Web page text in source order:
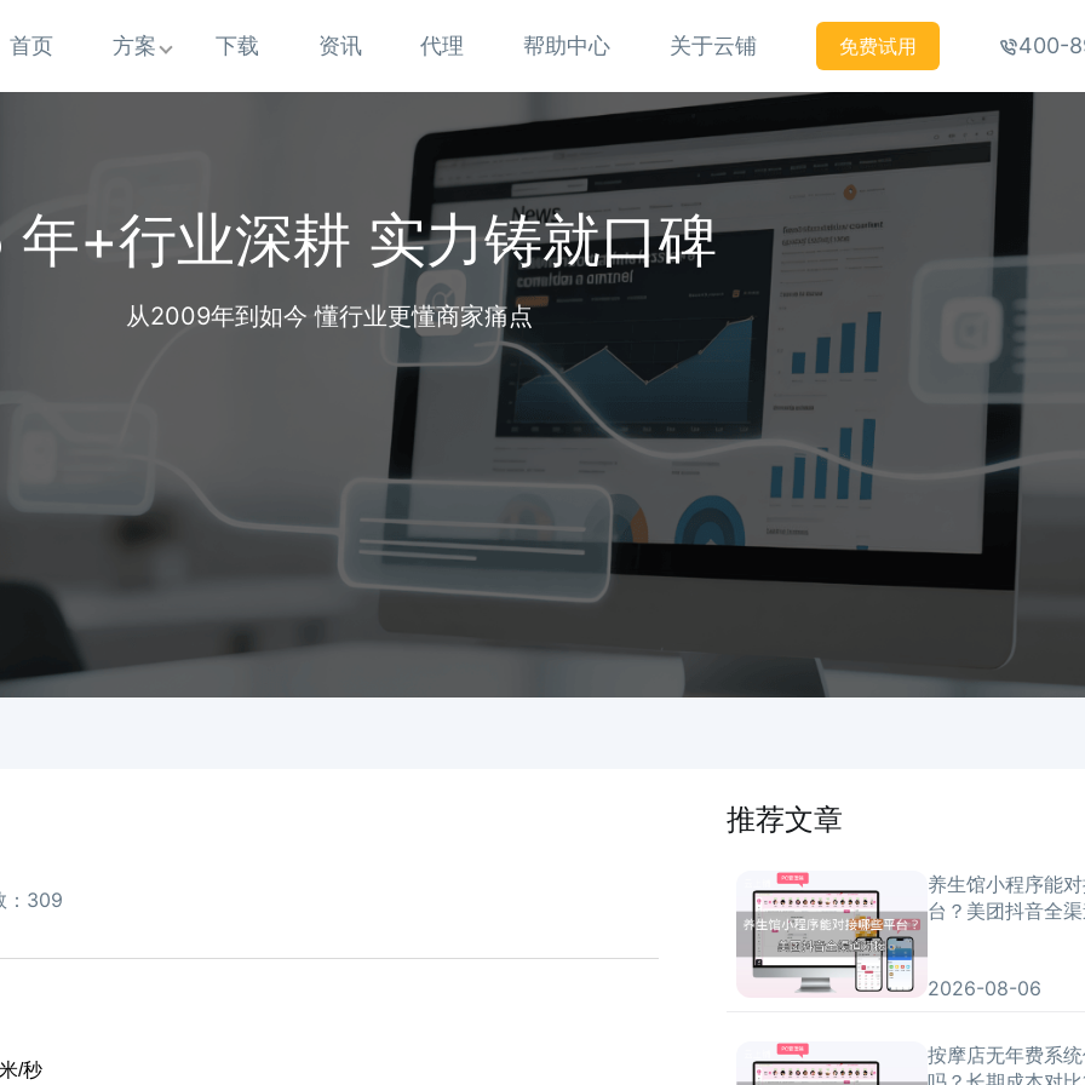
首页 方案 下载 资讯 代理 帮助中心 关于云铺 免费试用 400-
年+行业深耕 实力铸就口碑
从2009年到如今 懂行业更懂商家痛点
：309
/秒
推荐文章
养生馆小程序能
台？美团抖音全
2026-08-06
按摩店无年费系